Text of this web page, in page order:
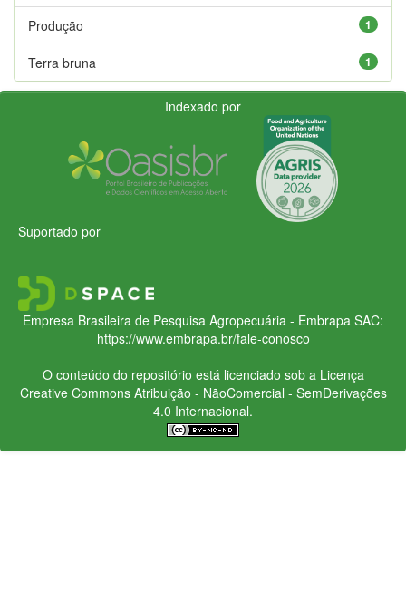
1
Produção
1
Terra bruna
Indexado por
Suportado por
Empresa Brasileira de Pesquisa Agropecuária - Embrapa SAC:
https://www.embrapa.br/fale-conosco
O conteúdo do repositório está licenciado sob a Licença
Creative CommonsAtribuição - NãoComercial - SemDerivações
4.0 Internacional.